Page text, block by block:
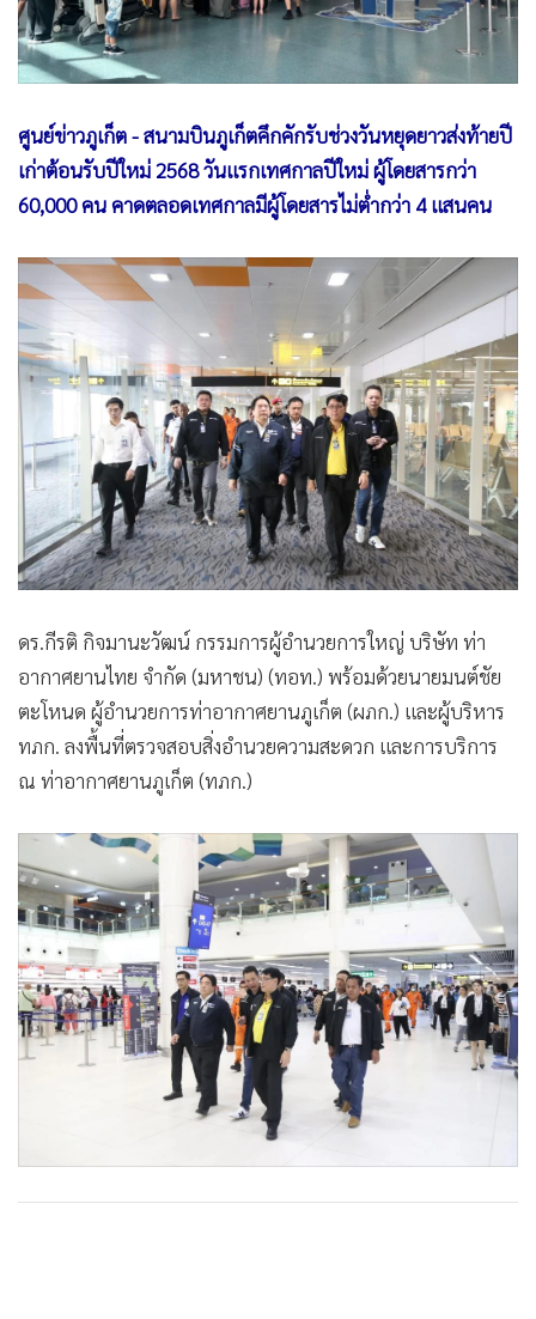
• Infographic
• การเมือง
• กีฬา
• ต่างประเทศ
• Special Scoop
• จีน
•
ชุมชน-คุณภาพชีวิต
• อาชญากรรม
•
Motoring
•
เกม
• วิทยาศาสตร์
• SMEs
• หุ้น
• อินโดจีน
• Celeb Online
• Factcheck
• ญี่ปุ่น
News1
ศูนย์ข่าวภูเก็ต - สนามบินภูเก็ตคึกคักรับช่วงวันหยุดยาวส่งท้ายปี
เก่าต้อนรับปีใหม่ 2568 วันแรกเทศกาลปีใหม่ ผู้โดยสารกว่า
60,000 คน คาดตลอดเทศกาลมีผู้โดยสารไม่ต่ำกว่า 4 แสนคน
ดร.กีรติ กิจมานะวัฒน์ กรรมการผู้อำนวยการใหญ่ บริษัท ท่า
อากาศยานไทย จำกัด (มหาชน) (ทอท.) พร้อมด้วยนายมนต์ชัย
ตะโหนด ผู้อำนวยการท่าอากาศยานภูเก็ต (ผภก.) และผู้บริหาร
ทภก. ลงพื้นที่ตรวจสอบสิ่งอำนวยความสะดวก และการบริการ
ณ ท่าอากาศยานภูเก็ต (ทภก.)